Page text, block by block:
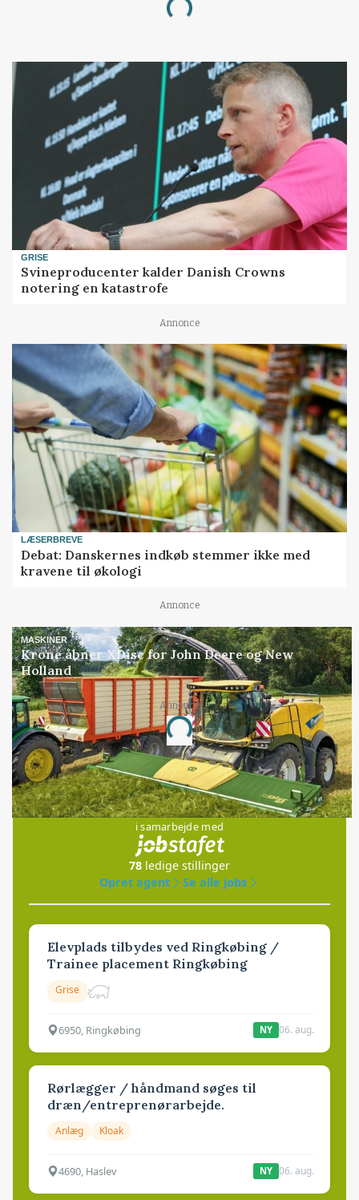
Loading...
GRISE
Svineproducenter kalder Danish Crowns
notering en katastrofe
Annonce
LÆSERBREVE
Debat: Danskernes indkøb stemmer ikke med
kravene til økologi
Annonce
MASKINER
Krone åbner XDisc for John Deere og New
Holland
Annonce
Loading...
Jobs
i samarbejde med
78 ledige stillinger
Opret agent
Se alle jobs
Elevplads tilbydes ved Ringkøbing /
Trainee placement Ringkøbing
Grise
6950, Ringkøbing NY 06. aug.
Rørlægger / håndmand søges til
dræn/entreprenørarbejde.
Anlæg Kloak
4690, Haslev NY 06. aug.